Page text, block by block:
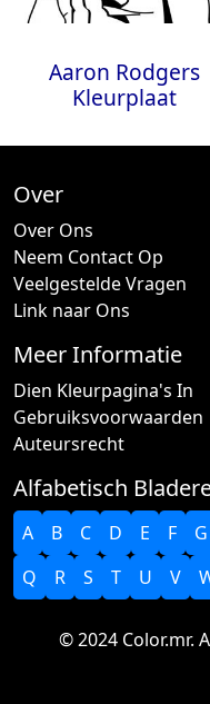
Aaron Rodgers
Kleurplaat
Over
Over Ons
Neem Contact Op
Veelgestelde Vragen
Link naar Ons
Meer Informatie
Dien Kleurpagina's In
Gebruiksvoorwaarden
Auteursrecht
Alfabetisch
A B C D E F G
Q
R S T U V
© 2024 Color.mr.